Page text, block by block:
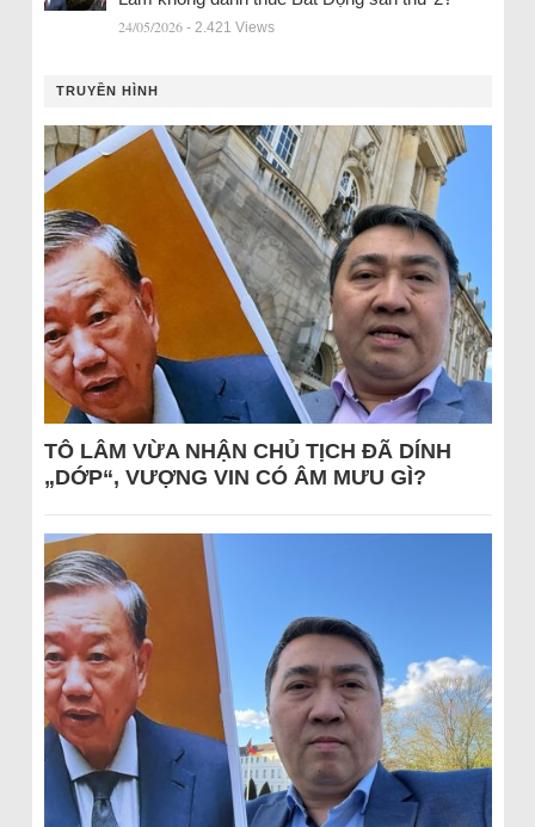
24/05/2026 - 2.421 Views
TRUYỀN HÌNH
TÔ LÂM VỪA NHẬN CHỦ TỊCH ĐÃ DÍNH
„DỚP“, VƯỢNG VIN CÓ ÂM MƯU GÌ?